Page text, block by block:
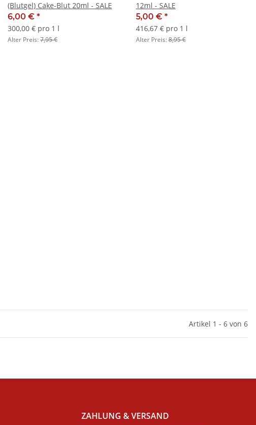
(Blutgel) Cake-Blut 20ml - SALE
6,00 € *
300,00 € pro 1 l
Alter Preis:7,95 €
12ml - SALE
5,00 € *
416,67 € pro 1 l
Alter Preis:8,95 €
Artikel 1 - 6 von 6
ZAHLUNG & VERSAND